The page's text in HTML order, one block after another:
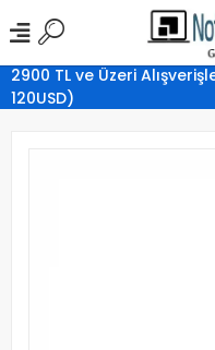
2900 TL ve Üzeri
120USD)